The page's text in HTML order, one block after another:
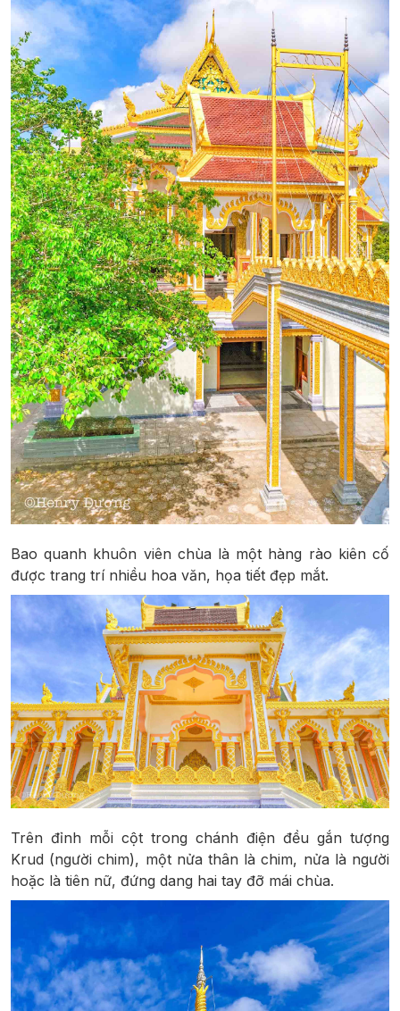
Bao quanh khuôn viên chùa là một hàng rào kiên cố
được trang trí nhiều hoa văn, họa tiết đẹp mắt.
Trên đỉnh mỗi cột trong chánh điện đều gắn tượng
Krud (người chim), một nửa thân là chim, nửa là người
hoặc là tiên nữ, đứng dang hai tay đỡ mái chùa.